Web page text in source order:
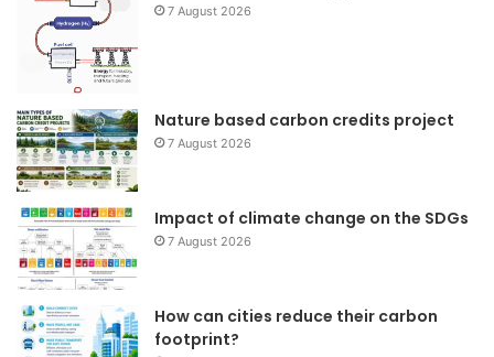
7 August 2026
Nature based carbon credits project
7 August 2026
Impact of climate change on the SDGs
7 August 2026
How can cities reduce their carbon
footprint?